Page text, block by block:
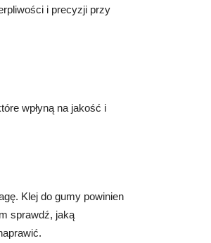
i precyzji przy
wpłyną na jakość i
Klej do gumy powinien
sprawdź, jaką